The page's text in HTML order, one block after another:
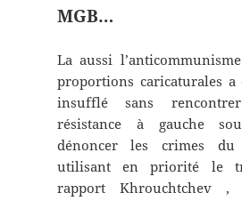
MGB…
La aussi
proportions caricaturales a
insufflé sans
résistance à gauche
dénoncer les crimes
utilisant en priorité le
rapport Khrouchtchev